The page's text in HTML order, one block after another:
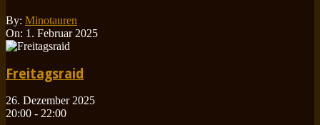
By: Minotauren
On: 1. Februar 2025
Freitagsraid
26. Dezember 2025
20:00 - 22:00